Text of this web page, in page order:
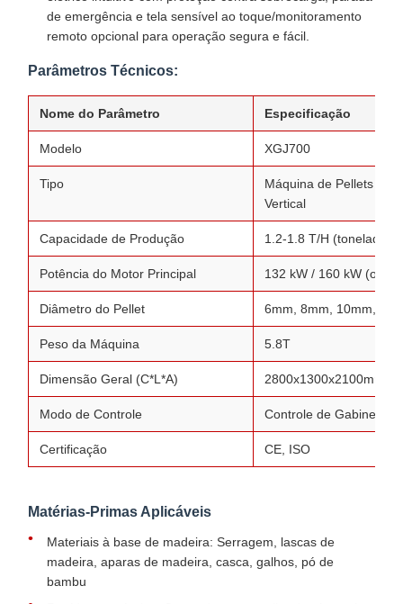
de emergência e tela sensível ao toque/monitoramento
remoto opcional para operação segura e fácil.
Parâmetros Técnicos:
Nome do Parâmetro Especificação
Modelo XGJ700
Tipo
Máquina de Pellets de
Vertical
Capacidade de Produção 1.2-1.8 T/H (toneladas
Potência do Motor Principal 132 kW / 160 kW
Diâmetro do Pellet 6mm, 8mm, 10mm,
Peso da Máquina 5.8T
Dimensão Geral (C*L*A) 2800x1300x2100mm
Modo de Controle Controle de Gabinete
Certificação CE, ISO
Matérias-Primas Aplicáveis
Materiais à base de madeira: Serragem, lascas de
madeira, aparas de madeira, casca, galhos, pó de
bambu